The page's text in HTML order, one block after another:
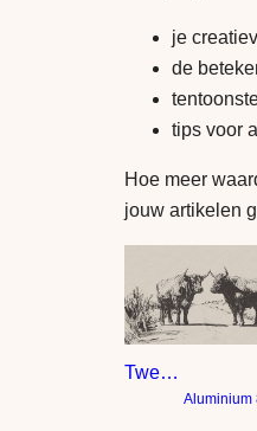
je
de
tips voor
Hoe meer
jouw artikelen
Twee koeien tussen de graanvelden
Aluminium